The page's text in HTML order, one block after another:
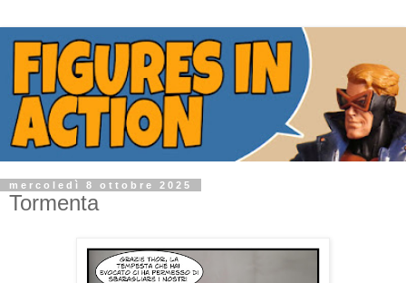
mercoledì 8 ottobre 2025
Tormenta